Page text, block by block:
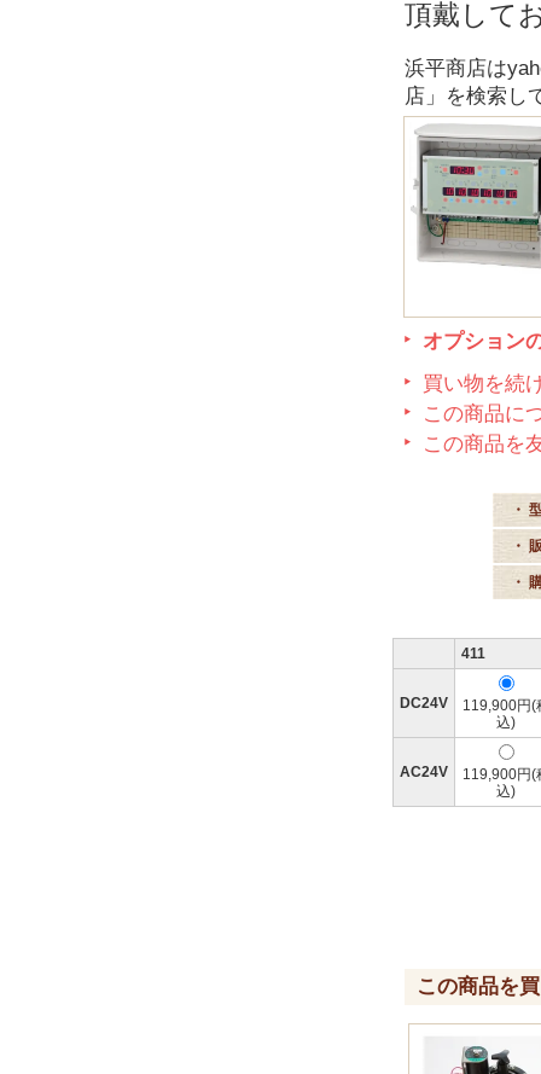
頂戴して
浜平商店は
店」を検索し
オプション
買い物を続
この商品に
この商品を
・
・
・
411
DC24V
119,900円(
込)
AC24V
119,900円(
込)
この商品を